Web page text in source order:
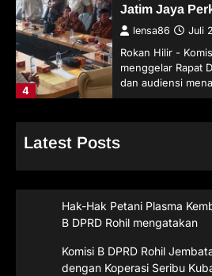
4
Jatim Jaya
lensa86 Juli
Rokan Hilir -
menggelar Rapat
dan audiensi
Latest Posts
Hak-Hak Petani Plasma
B DPRD Rohil mengatakan
Komisi B DPRD Rohil
dengan Koperasi Seribu